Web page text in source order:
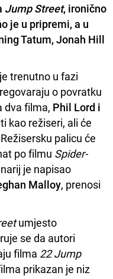
Jump Street, ironično
je u pripremi, a u
Tatum, Jonah Hill
trenutno u fazi
o povratku
dva filma, Phil Lord i
kao režiseri, ali će
palicu će
po filmu Spider-
je napisao
Malloy, prenosi
umjesto
se da autori
filma 22 Jump
prikazan je niz